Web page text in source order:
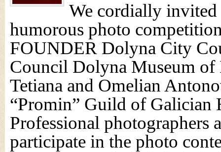
We cordially
humorous photo
FOUNDER Dolyna City
Council Dolyna Museum
Tetiana and Оmelian
“Promin” Guild of
Professional photographers
participate in the photo